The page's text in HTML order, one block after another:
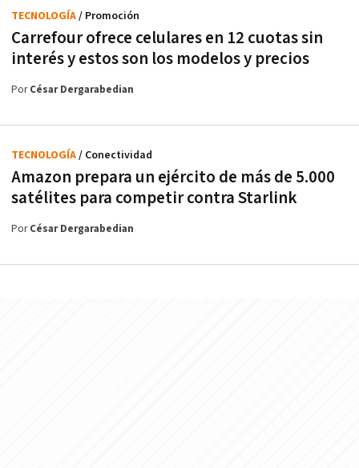
Carrefour ofrece celulares en 12 cuotas sin
interés y estos son los modelos y precios
TECNOLOGÍA/ Promoción
PorCésar Dergarabedian
Amazon prepara un ejército de más de 5.000
satélites para competir contra Starlink
TECNOLOGÍA/ Conectividad
PorCésar Dergarabedian